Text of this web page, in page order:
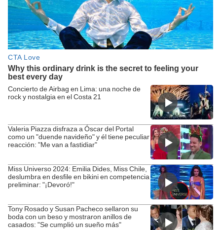
Concierto de Airbag en Lima: una noche de
rock y nostalgia en el Costa 21
Valeria Piazza disfraza a Óscar del Portal
como un "duende navideño" y él tiene peculiar
reacción: "Me van a fastidiar"
Miss Universo 2024: Emilia Dides, Miss Chile,
deslumbra en desfile en bikini en competencia
preliminar: "¡Devoró!"
Tony Rosado y Susan Pacheco sellaron su
boda con un beso y mostraron anillos de
casados: "Se cumplió un sueño más"